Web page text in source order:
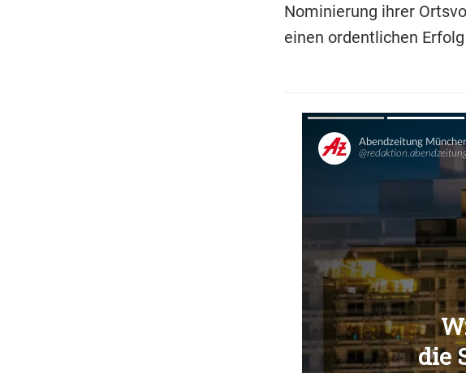
Nominierung ihrer
einen ordentlichen